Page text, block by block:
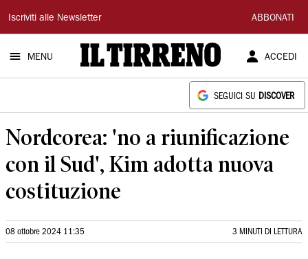
Il
Tirreno
Iscriviti alle Newsletter ABBONATI
MENU ACCEDI
SEGUICI SU DISCOVER
Nordcorea: 'no a riunificazione
con il Sud', Kim adotta nuova
costituzione
08 ottobre 2024 11:35 3 MINUTI DI LETTURA